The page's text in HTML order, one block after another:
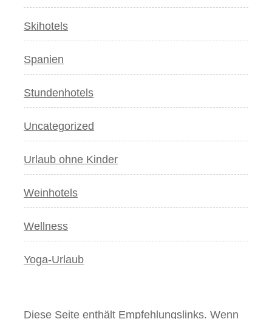
Skihotels
Spanien
Stundenhotels
Uncategorized
Urlaub ohne Kinder
Weinhotels
Wellness
Yoga-Urlaub
Diese Seite enthält Empfehlungslinks. Wenn